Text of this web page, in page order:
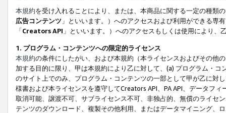
本規約を受け入れることにより、または、本商品に関する一定の種類
広告コンテンツ 」といいます。）へのアクセスおよび利用ができる専
「Creators API 」といいます。）へのアクセスもしくは使用により
1. プログラム・コンテンツへの限定的ライセンス
本規約の条件にしたがい、および本規約（本ライセンスおよびその他
加する目的に限り、甲は本規約により乙に対して、(a) プログラム・
のサイト上でのみ、プログラム・コンテンツの一部として甲が乙に対
様書および本ライセンスを遵守してCreators API、PA API、データフ
取消可能、譲渡不可、サブライセンス不可、非独占的、無償のライセ
テンツのダウンロード、複製その他利用、またはデータマイニング、